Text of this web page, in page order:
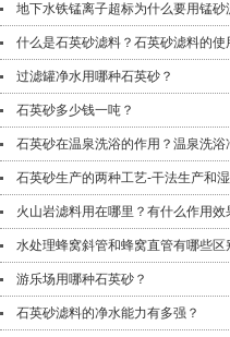
地下水铁锰离子超标为什么要用锰砂
什么是石英砂滤料？石英砂滤料的使
过滤罐净水用哪种石英砂？
石英砂多少钱一吨？
石英砂在温泉洗浴的作用？温泉洗浴
石英砂生产的两种工艺-干法生产和
火山岩滤料用在哪里？有什么作用效
水处理蜂窝斜管和蜂窝直管有哪些区
游乐场用哪种石英砂？
石英砂滤料的净水能力有多强？